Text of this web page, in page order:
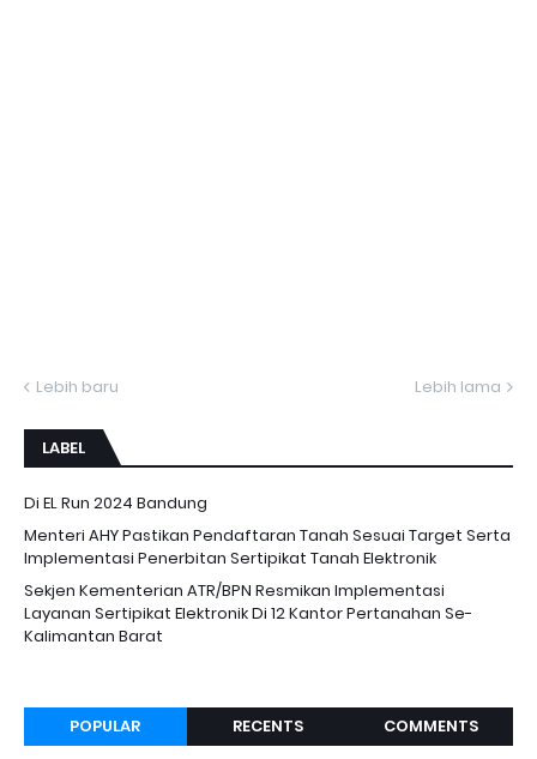
Lebih baru Lebih lama
LABEL
Di EL Run 2024 Bandung
Menteri AHY Pastikan Pendaftaran Tanah Sesuai Target Serta
Implementasi Penerbitan Sertipikat Tanah Elektronik
Sekjen Kementerian ATR/BPN Resmikan Implementasi
Layanan Sertipikat Elektronik Di 12 Kantor Pertanahan Se-
Kalimantan Barat
POPULAR RECENTS COMMENTS